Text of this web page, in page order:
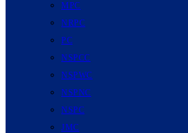
MPC
NRPC
PC
NSPCC
NSPWC
NSPNC
NSPC
JMC